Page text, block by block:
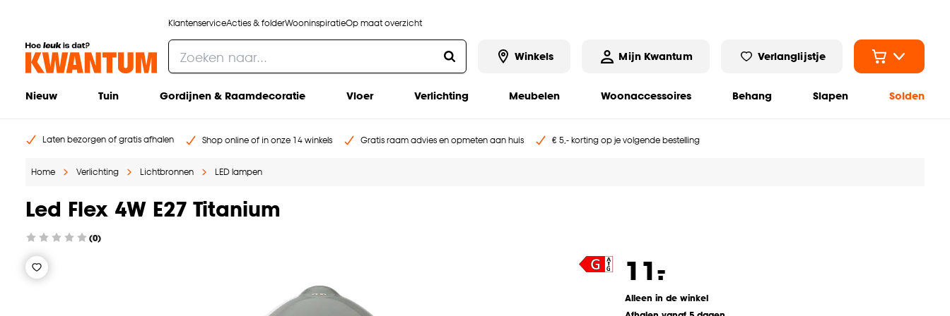
KlantenserviceActies & folderWooninspiratieOp maat overzicht
Winkels Mijn Kwantum Verlanglijstje
Nieuw Tuin Gordijnen & Raamdecoratie Vloer Verlichting Meubelen Woonaccessoires Behang Slapen Solden
Laten bezorgen of gratis afhalen Shop online of in onze 14 winkels Gratis raam advies en opmeten aan huis € 5,- korting op je volgende bestelling
Home Verlichting Lichtbronnen LED lampen
Led Flex 4W E27 Titanium
(0)
11.
-
Alleen in de winkel